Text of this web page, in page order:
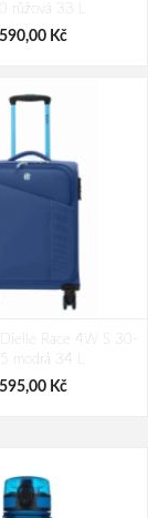
růžová 33 L
Kč
Dielle Race 4W S 30-
modrá 34 L
Kč